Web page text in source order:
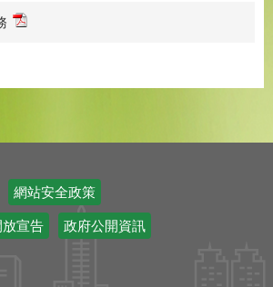
網站安全政策
宣告 政府公開資訊